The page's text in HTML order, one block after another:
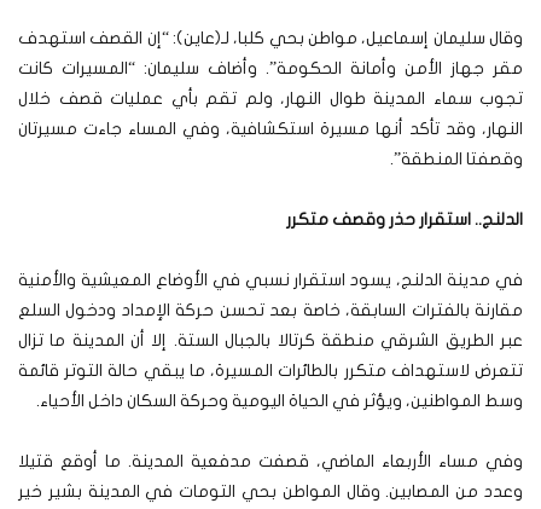
وقال سليمان إسماعيل، مواطن بحي كلبا، لـ(عاين): “إن القصف استهدف
مقر جهاز الأمن وأمانة الحكومة”. وأضاف سليمان: “المسيرات كانت
تجوب سماء المدينة طوال النهار، ولم تقم بأي عمليات قصف خلال
النهار، وقد تأكد أنها مسيرة استكشافية، وفي المساء جاءت مسيرتان
وقصفتا المنطقة”.
الدلنج.. استقرار حذر وقصف متكرر
في مدينة الدلنج، يسود استقرار نسبي في الأوضاع المعيشية والأمنية
مقارنة بالفترات السابقة، خاصة بعد تحسن حركة الإمداد ودخول السلع
عبر الطريق الشرقي منطقة كرتالا بالجبال الستة. إلا أن المدينة ما تزال
تتعرض لاستهداف متكرر بالطائرات المسيرة، ما يبقي حالة التوتر قائمة
وسط المواطنين، ويؤثر في الحياة اليومية وحركة السكان داخل الأحياء.
وفي مساء الأربعاء الماضي، قصفت مدفعية المدينة. ما أوقع قتيلا
وعدد من المصابين. وقال المواطن بحي التومات في المدينة بشير خير